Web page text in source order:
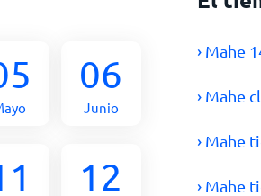
06
Junio
12
› Mahe
› Mahe
› Mahe
› Mahe